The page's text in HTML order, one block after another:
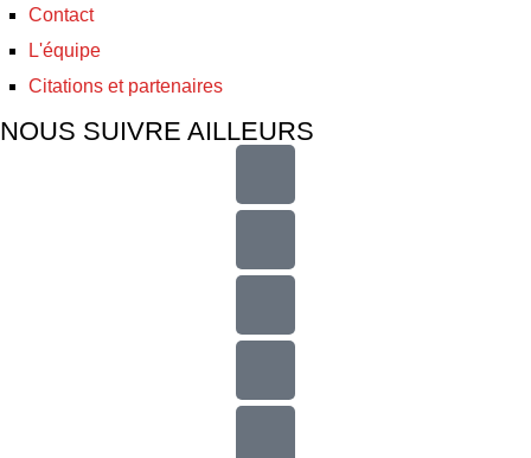
Contact
L'équipe
Citations et partenaires
NOUS SUIVRE AILLEURS